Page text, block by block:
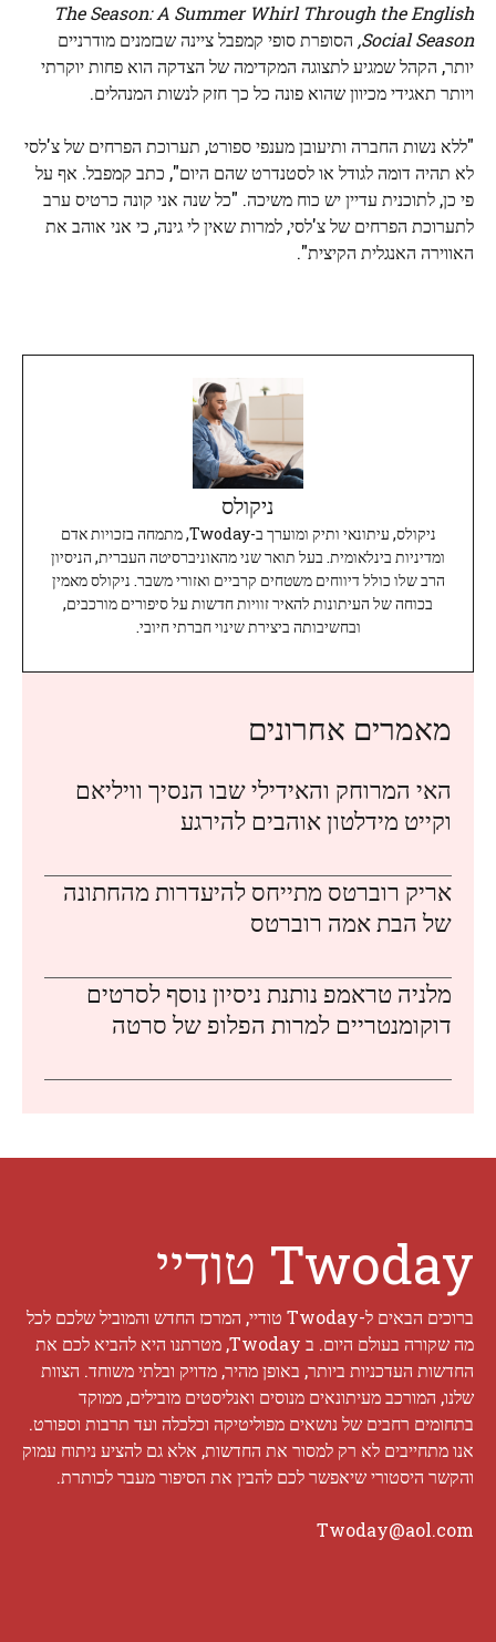
The Season: A Summer Whirl Through the English
Social Season, הסופרת סופי קמפבל ציינה שבזמנים מודרניים
יותר, הקהל שמגיע לתצוגה המקדימה של הצדקה הוא פחות יוקרתי
ויותר תאגידי מכיוון שהוא פונה כל כך חזק לנשות המנהלים.
"ללא נשות החברה ותיעובן מענפי ספורט, תערוכת הפרחים של צ'לסי
לא תהיה דומה לגודל או לסטנדרט שהם היום", כתב קמפבל. אף על
פי כן, לתוכנית עדיין יש כוח משיכה. "כל שנה אני קונה כרטיס ערב
לתערוכת הפרחים של צ'לסי, למרות שאין לי גינה, כי אני אוהב את
האווירה האנגלית הקיצית".
ניקולס
ניקולס, עיתונאי ותיק ומוערך ב-Twoday, מתמחה בזכויות אדם
ומדיניות בינלאומית. בעל תואר שני מהאוניברסיטה העברית, הניסיון
הרב שלו כולל דיווחים משטחים קרביים ואזורי משבר. ניקולס מאמין
בכוחה של העיתונות להאיר זוויות חדשות על סיפורים מורכבים,
ובחשיבותה ביצירת שינוי חברתי חיובי.
מאמרים אחרונים
האי המרוחק והאידילי שבו הנסיך וויליאם
וקייט מידלטון אוהבים להירגע
אריק רוברטס מתייחס להיעדרות מהחתונה
של הבת אמה רוברטס
מלניה טראמפ נותנת ניסיון נוסף לסרטים
דוקומנטריים למרות הפלופ של סרטה
Twoday טודיי
ברוכים הבאים ל-Twoday טודיי, המרכז החדש והמוביל שלכם לכל
מה שקורה בעולם היום. ב Twoday, מטרתנו היא להביא לכם את
החדשות העדכניות ביותר, באופן מהיר, מדויק ובלתי משוחד. הצוות
שלנו, המורכב מעיתונאים מנוסים ואנליסטים מובילים, ממוקד
בתחומים רחבים של נושאים מפוליטיקה וכלכלה ועד תרבות וספורט.
אנו מתחייבים לא רק למסור את החדשות, אלא גם להציע ניתוח עמוק
והקשר היסטורי שיאפשר לכם להבין את הסיפור מעבר לכותרת.
Twoday@aol.com